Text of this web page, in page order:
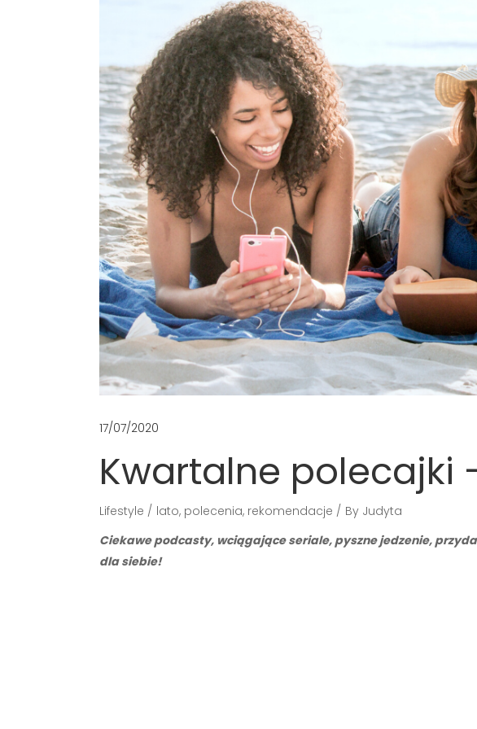
17/07/2020
Kwartalne polecajki
Lifestyle lato, polecenia, rekomendacje By Judyta
Ciekawe podcasty, wciągające seriale, pyszne jedzenie,
dla siebie!